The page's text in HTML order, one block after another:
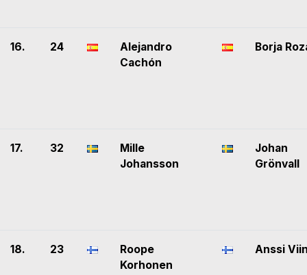
16. 24
Alejandro
Cachón
Borja
17. 32
Mille
Johansson
Johan
Grönvall
18. 23
Roope
Korhonen
Anssi